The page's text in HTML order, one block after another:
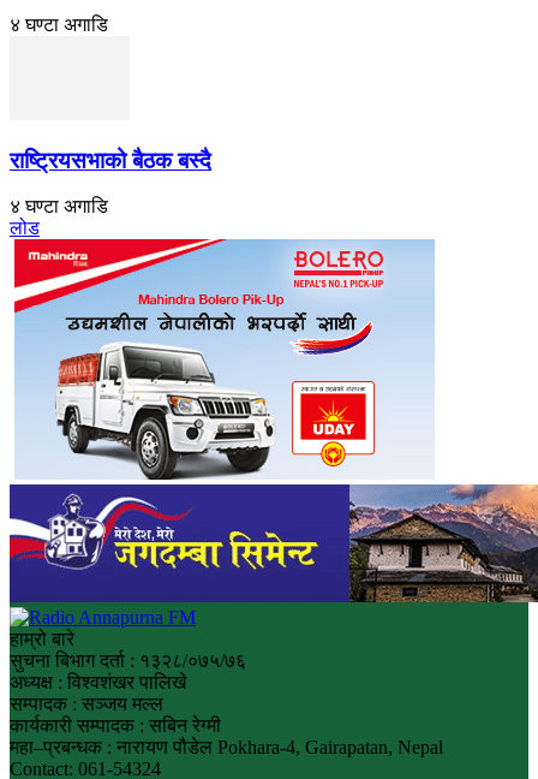
४ घण्टा अगाडि
राष्ट्रियसभाको बैठक बस्दै
४ घण्टा अगाडि
लोड
हाम्रो बारे
सुचना बिभाग दर्ता : १३२८/०७५/७६
अध्यक्ष : विश्वशंखर पालिखे
सम्पादक : सञ्जय मल्ल
कार्यकारी सम्पादक : सबिन रेग्मी
महा–प्रबन्धक : नारायण पौडेल Pokhara-4, Gairapatan, Nepal
Contact: 061-54324